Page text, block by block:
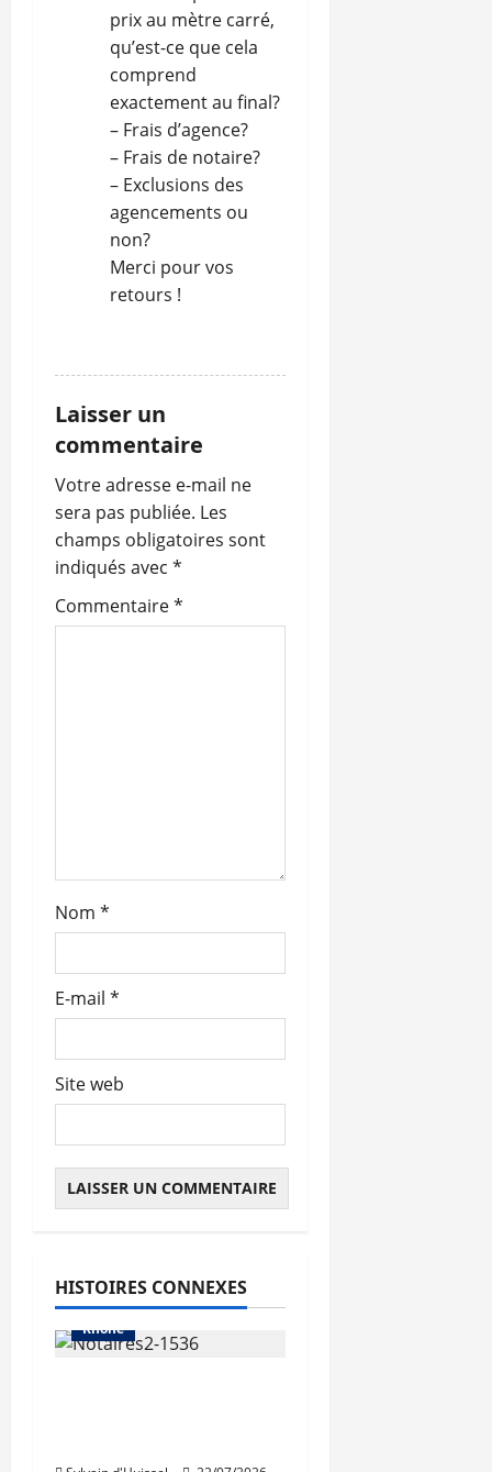
prix au mètre carré,
qu’est-ce que cela
comprend
exactement au final?
– Frais d’agence?
– Frais de notaire?
– Exclusions des
agencements ou
non?
Merci pour vos
retours !
Laisser un
commentaire
Votre adresse e-mail ne
sera pas publiée. Les
champs obligatoires sont
indiqués avec *
Commentaire*
Nom *
E-mail *
Site web
HISTOIRES CONNEXES
Abonnés
Métropole de Lyon
Rhône